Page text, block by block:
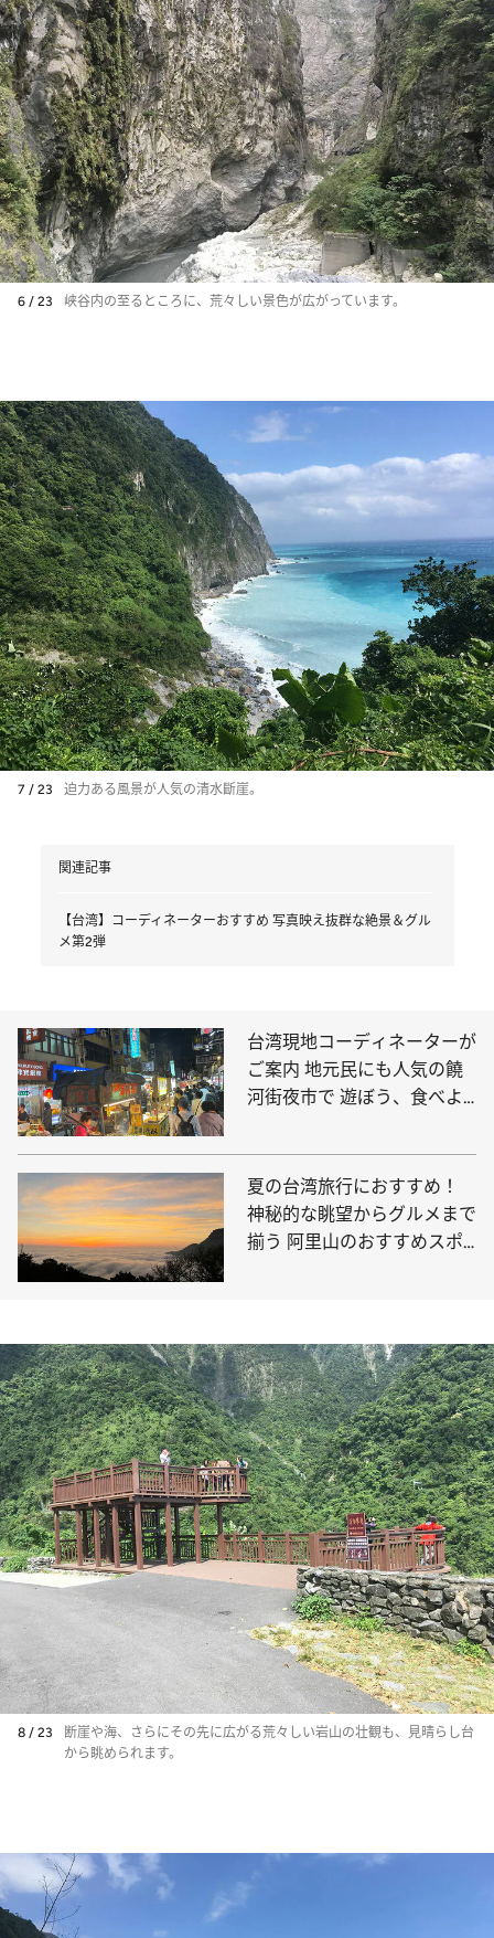
6 / 23 峡谷内の至るところに、荒々しい景色が広がっています。
7 / 23 迫力ある風景が人気の清水斷崖。
関連記事
【台湾】コーディネーターおすすめ 写真映え抜群な絶景＆グル
メ第2弾
台湾現地コーディネーターが
ご案内 地元民にも人気の饒
河街夜市で 遊ぼう、食べよ
夏の台湾旅行におすすめ！
神秘的な眺望からグルメまで
揃う 阿里山のおすすめスポ
8 / 23
断崖や海、さらにその先に広がる荒々しい岩山の壮観も、見晴らし台
から眺められます。